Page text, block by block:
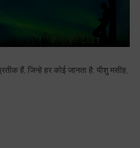
हैं, जिन्हे हर कोई जानता है: यीशु मसीह,